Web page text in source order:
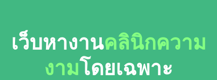
เว็บหางานคลินิกความ
งามโดยเฉพาะ